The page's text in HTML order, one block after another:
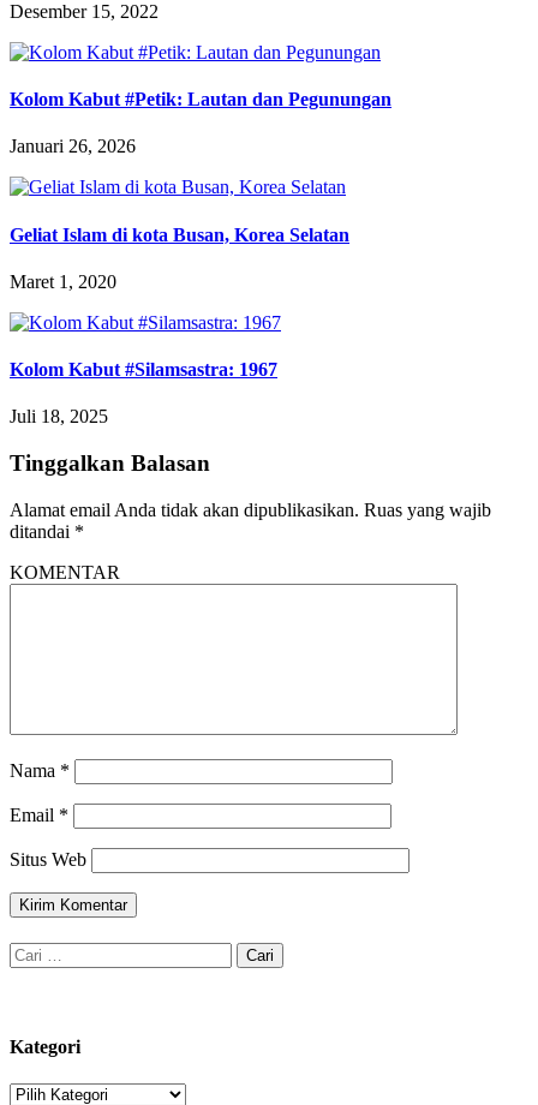
Desember 15, 2022
Kolom Kabut #Petik: Lautan dan Pegunungan
Januari 26, 2026
Geliat Islam di kota Busan, Korea Selatan
Maret 1, 2020
Kolom Kabut #Silamsastra: 1967
Juli 18, 2025
Tinggalkan Balasan
Alamat email Anda tidak akan dipublikasikan. Ruas yang wajib
ditandai *
KOMENTAR
Nama *
Email *
Situs Web
Cari
untuk:
Kategori
Kategori